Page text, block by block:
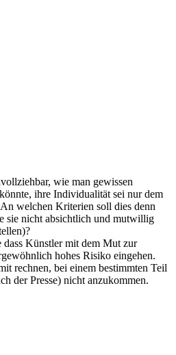
wie man gewissen
ihre Individualität sei nur dem
welchen Kriterien soll dies denn
sie nicht absichtlich und mutwillig
Künstler mit dem Mut zur
hohes Risiko eingehen.
rechnen, bei einem bestimmten Teil
der Presse) nicht anzukommen.